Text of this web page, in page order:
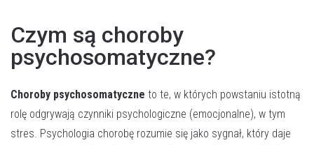
Czym są choroby
psychosomatyczne?
Choroby psychosomatyczne to te, w których powstaniu istotną
rolę odgrywają czynniki psychologiczne (emocjonalne), w tym
stres. Psychologia chorobę rozumie się jako sygnał, który daje